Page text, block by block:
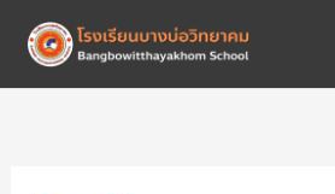
content